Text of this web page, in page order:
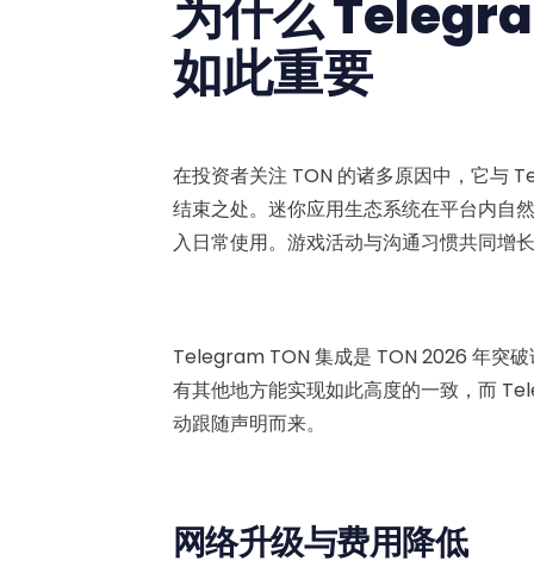
为什么
如此重要
在投资者关注 TON 的诸多原因中，它与
结束之处。迷你应用生态系统在平台内自
入日常使用。游戏活动与沟通习惯共同增
Telegram TON 集成是 TON 2026 年突
有其他地方能实现如此高度的一致，而
动跟随声明而来。
网络升级与费用降低